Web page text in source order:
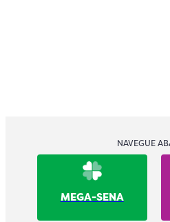
NAVEGUE
MEGA-SENA